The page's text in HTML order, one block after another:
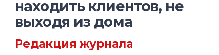
находить клиентов, не
выходя из дома
Редакция журнала